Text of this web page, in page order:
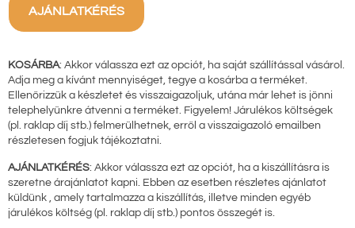
AJÁNLATKÉRÉS
KOSÁRBA: Akkor válassza ezt az opciót, ha saját szállítással vásárol.
Adja meg a kívánt mennyiséget, tegye a kosárba a terméket.
Ellenőrizzük a készletet és visszaigazoljuk, utána már lehet is jönni
telephelyünkre átvenni a terméket. Figyelem! Járulékos költségek
(pl. raklap díj stb.) felmerülhetnek, erről a visszaigazoló emailben
részletesen fogjuk tájékoztatni.
AJÁNLATKÉRÉS: Akkor válassza ezt az opciót, ha a kiszállításra is
szeretne árajánlatot kapni. Ebben az esetben részletes ajánlatot
küldünk , amely tartalmazza a kiszállítás, illetve minden egyéb
járulékos költség (pl. raklap díj stb.) pontos összegét is.